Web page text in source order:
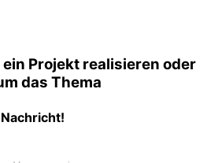
Projekt realisieren oder
das Thema